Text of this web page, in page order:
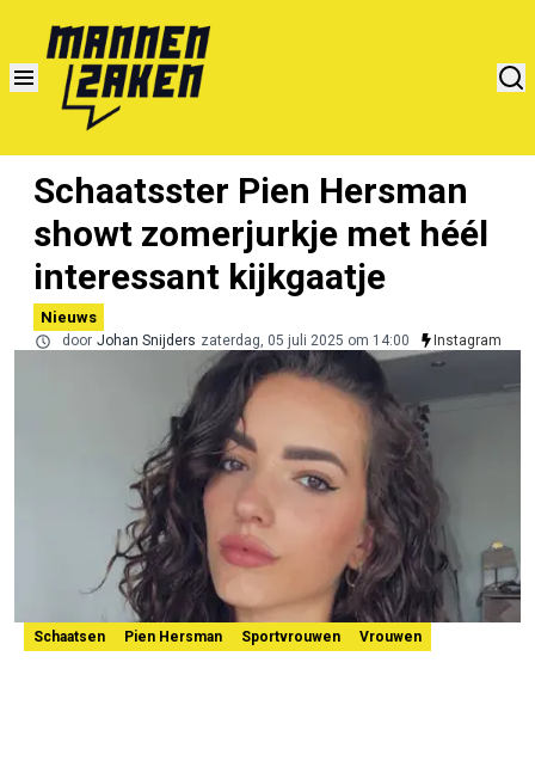
Schaatsster Pien Hersman
showt zomerjurkje met héél
interessant kijkgaatje
Nieuws
door Johan Snijders zaterdag, 05 juli 2025 om 14:00 Instagram
Schaatsen Pien Hersman Sportvrouwen Vrouwen